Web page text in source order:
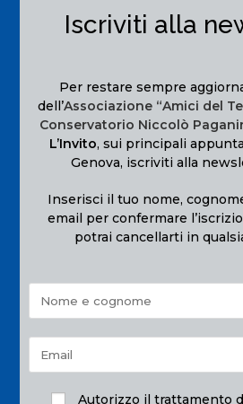
Iscriviti alla
Per restare sempre
dell’Associazione “Amici del
Conservatorio Niccolò
L’Invito, sui principali
Genova, iscriviti alla
Inserisci il tuo nome,
email per confermare
potrai cancellarti in
Autorizzo il trattamento